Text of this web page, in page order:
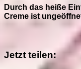
Durch das heiße
Creme ist
Jetzt teilen: